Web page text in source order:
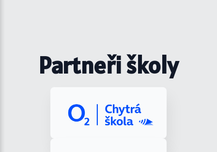
Partneři školy